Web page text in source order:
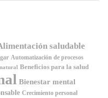
saludable
Automatización de procesos
Beneficios para la salud
Bienestar mental
Crecimiento personal